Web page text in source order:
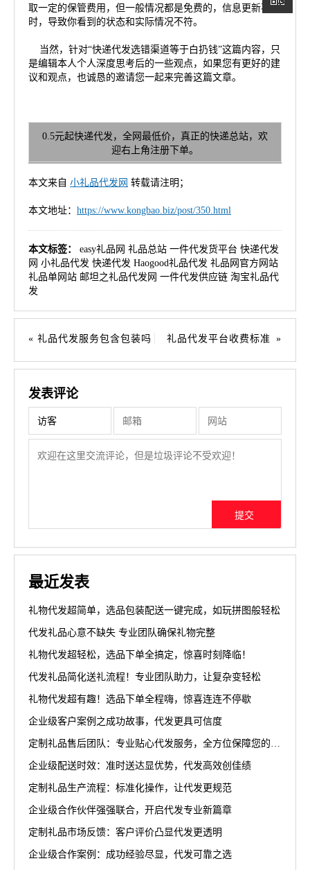
取一定的保管费用，但一般情况都是免费的，信息更新不及
时，导致你看到的状态和实际情况不符。
当然，针对“快递代发选错渠道等于白扔钱”这篇内容，只
是编辑本人个人深度思考后的一些观点，如果您有更好的建
议和观点，也诚恳的邀请您一起来完善这篇文章。
0.5元起快递代发，全网最低价，真正的快递总站，欢
迎右上角注册下单。
本文来自 小礼品代发网 转载请注明；
本文地址： https://www.kongbao.biz/post/350.html
本文标签： easy礼品网 礼品总站 一件代发货平台 快递代发
网 小礼品代发 快递代发 Haogood礼品代发 礼品网官方网站
礼品单网站 邮坦之礼品代发网 一件代发供应链 淘宝礼品代
发
礼品代发服务包含包装吗 礼品代发平台收费标准
发表评论
最近发表
礼物代发超简单，选品包装配送一键完成，如玩拼图般轻松
代发礼品心意不缺失 专业团队确保礼物完整
礼物代发超轻松，选品下单全搞定，惊喜时刻降临！
代发礼品简化送礼流程！专业团队助力，让复杂变轻松
礼物代发超有趣！选品下单全程嗨，惊喜连连不停歇
企业级客户案例之成功故事，代发更具可信度
企业级配送时效：准时送达显优势，代发高效创佳绩
定制礼品生产流程：标准化操作，让代发更规范
企业级合作伙伴强强联合，开启代发专业新篇章
定制礼品市场反馈：客户评价凸显代发更透明
企业级合作案例：成功经验尽显，代发可靠之选